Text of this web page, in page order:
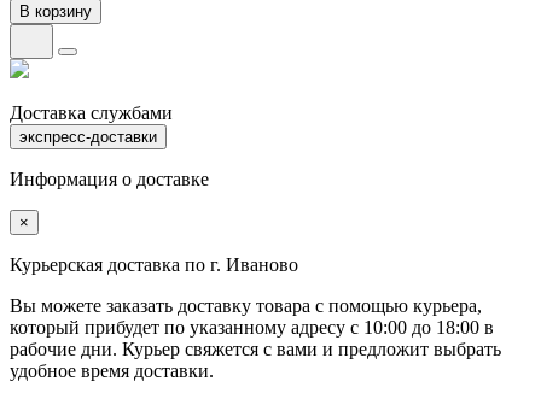
В корзину
Доставка службами
экспресс-доставки
Информация о доставке
×
Курьерская доставка по г. Иваново
Вы можете заказать доставку товара с помощью курьера,
который прибудет по указанному адресу с 10:00 до 18:00 в
рабочие дни. Курьер свяжется с вами и предложит выбрать
удобное время доставки.